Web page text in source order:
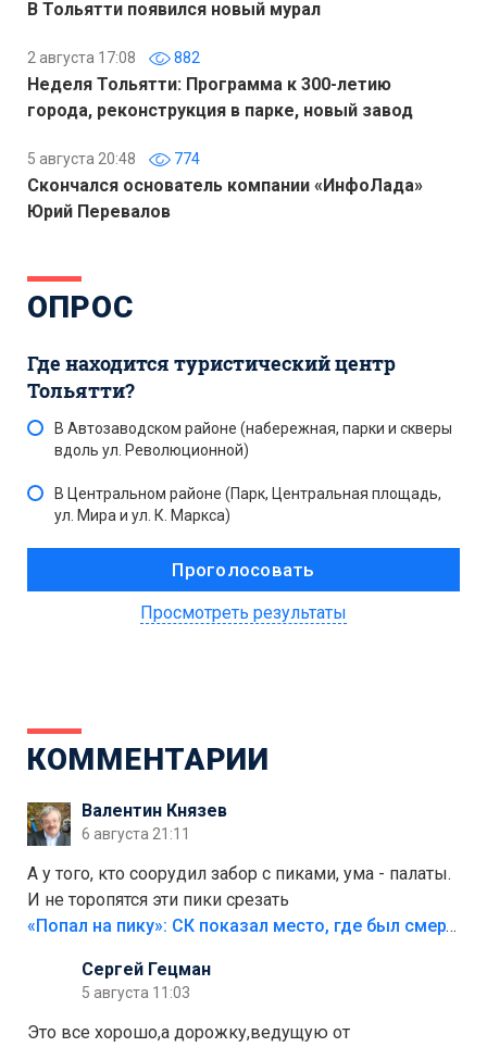
В Тольятти появился новый мурал
2 августа 17:08 882
Неделя Тольятти: Программа к 300-летию
города, реконструкция в парке, новый завод
5 августа 20:48 774
Скончался основатель компании «ИнфоЛада»
Юрий Перевалов
ОПРОС
Где находится туристический центр
Тольятти?
В Автозаводском районе (набережная, парки и скверы
вдоль ул. Революционной)
В Центральном районе (Парк, Центральная площадь,
ул. Мира и ул. К. Маркса)
Просмотреть результаты
КОММЕНТАРИИ
Валентин Князев
6 августа 21:11
А у того, кто соорудил забор с пиками, ума - палаты.
И не торопятся эти пики срезать
«Попал на пику»: СК показал место, где был смертельно травмирован ребенок в Тольятти
Сергей Гецман
5 августа 11:03
Это все хорошо,а дорожку,ведущую от